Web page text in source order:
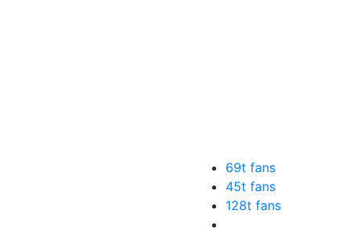
69t fans
45t fans
128t fans